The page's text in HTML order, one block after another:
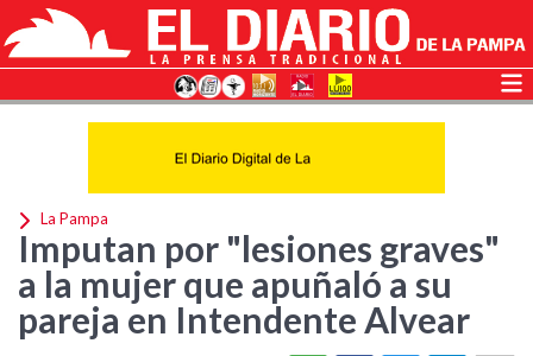
La Pampa
Imputan por "lesiones graves"
a la mujer que apuñaló a su
pareja en Intendente Alvear